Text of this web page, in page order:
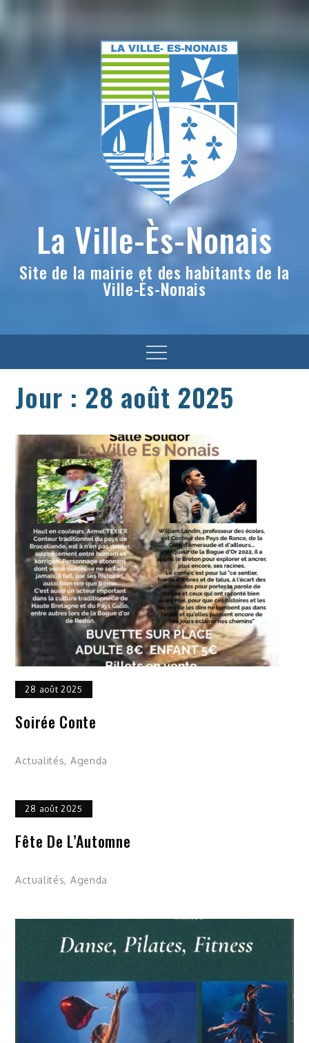
La Ville-Ès-Nonais
Site de la mairie et des habitants de la
Ville-Ès-Nonais
Menu
Jour : 28 août 2025
28 août 2025
Soirée Conte
Actualités, Agenda
28 août 2025
Fête De L’Automne
Actualités, Agenda